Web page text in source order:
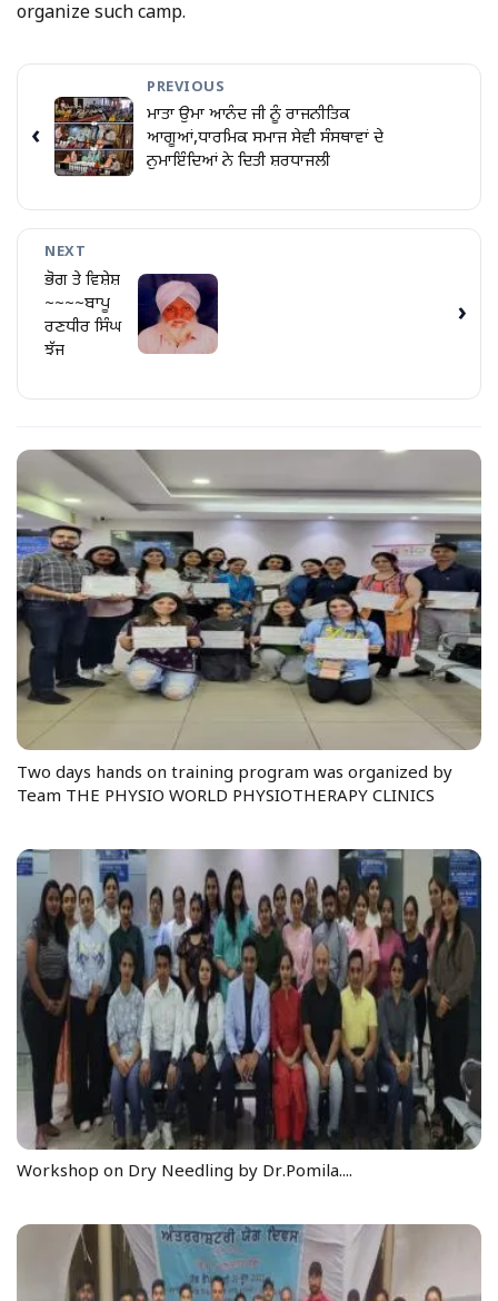
organize such camp.
‹
PREVIOUS
ਮਾਤਾ ਉਮਾ ਆਨੰਦ ਜੀ ਨੂੰ ਰਾਜਨੀਤਿਕ
ਆਗੂਆਂ,ਧਾਰਮਿਕ ਸਮਾਜ ਸੇਵੀ ਸੰਸਥਾਵਾਂ ਦੇ
ਨੁਮਾਇੰਦਿਆਂ ਨੇ ਦਿਤੀ ਸ਼ਰਧਾਜਲੀ
NEXT
ਭੋਗ ਤੇ ਵਿਸ਼ੇਸ਼
~~~~ਬਾਪੂ
ਰਣਧੀਰ ਸਿੰਘ
ਝੱਜ
›
Two days hands on training program was organized by
Team THE PHYSIO WORLD PHYSIOTHERAPY CLINICS
Workshop on Dry Needling by Dr.Pomila....